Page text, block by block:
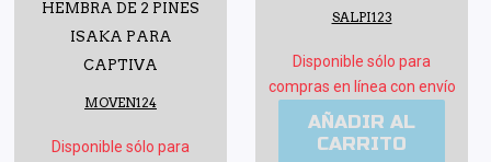
HEMBRA DE 2 PINES
ISAKA PARA
CAPTIVA
MOVEN124
Disponible sólo para
SALPI123
Disponible sólo para
compras en línea con envío
AÑADIR AL
CARRITO